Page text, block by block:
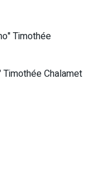
Chalamet